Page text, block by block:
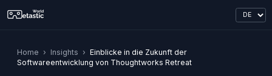
Home › Insights › Einblicke in die Zukunft der
Softwareentwicklung von Thoughtworks Retreat